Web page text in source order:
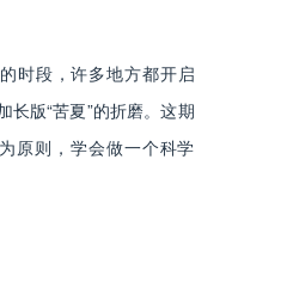
时段，许多地方都开启
长版“苦夏”的折磨。这期
原则，学会做一个科学